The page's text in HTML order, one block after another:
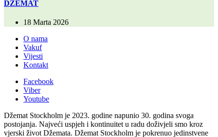
DŽEMAT
18 Marta 2026
O nama
Vakuf
Vijesti
Kontakt
Facebook
Viber
Youtube
Džemat Stockholm je 2023. godine napunio 30. godina svoga
postojanja. Najveći uspjeh i kontinuitet u radu doživjeli smo kroz
vjerski život Džemata. Džemat Stockholm je pokrenuo jedinstvene